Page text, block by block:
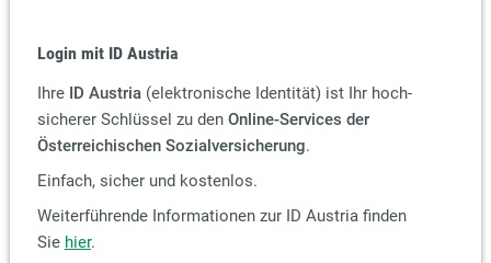
Login mit ID Austria
Ihre ID Austria(elektronische Identität) ist Ihr hoch-
sicherer Schlüssel zu den Online-Services der
Österreichischen Sozialversicherung.
Einfach, sicher und kostenlos.
Weiterführende Informationen zur ID Austria finden
Sie hier.